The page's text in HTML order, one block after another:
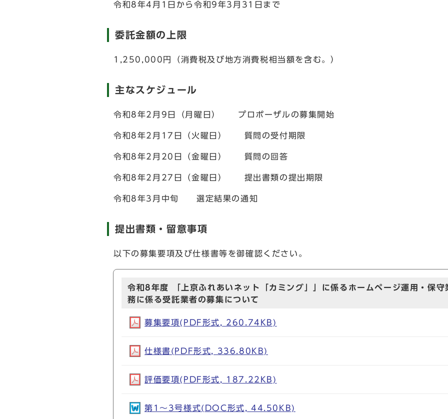
令和8年4月1日から令和9年3月31日まで
委託金額の上限
1,250,000円（消費税及び地方消費税相当額を含む。）
主なスケジュール
令和8年2月9日（月曜日） プロポーザルの募集開始
令和8年2月17日（火曜日） 質問の受付期限
令和8年2月20日（金曜日） 質問の回答
令和8年2月27日（金曜日） 提出書類の提出期限
令和8年3月中旬 選定結果の通知
提出書類・留意事項
以下の募集要項及び仕様書等を御確認ください。
令和8年度 「上京ふれあいネット「カミング」」に係るホームページ運用・保守
務に係る受託業者の募集について
募集要項(PDF形式, 260.74KB)
仕様書(PDF形式, 336.80KB)
評価要項(PDF形式, 187.22KB)
第1～3号様式(DOC形式, 44.50KB)